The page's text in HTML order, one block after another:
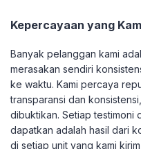
Kepercayaan yang
Banyak pelanggan kami
merasakan sendiri
ke waktu. Kami percaya
transparansi dan
dibuktikan. Setiap testimoni
dapatkan adalah hasil dari
di setiap unit yang kami